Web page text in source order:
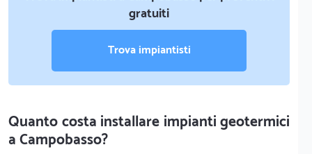
gratuiti
Trova impiantisti
Quanto costa installare impianti geotermici
a Campobasso?